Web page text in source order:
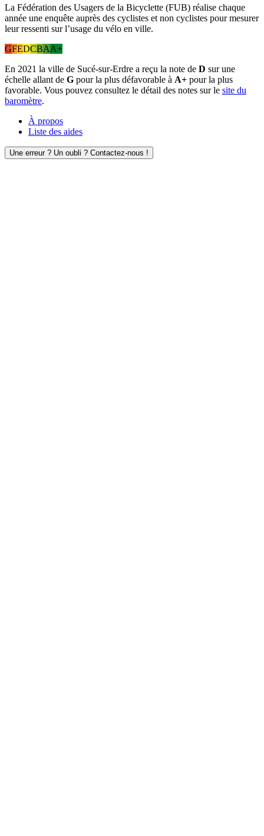
La Fédération des Usagers de la Bicyclette (FUB) réalise chaque
année une enquête auprès des cyclistes et non cyclistes pour mesurer
leur ressenti sur l’usage du vélo en ville.
GFEDCBAA+
En 2021 la ville de Sucé-sur-Erdre a reçu la note de D sur une
échelle allant de G pour la plus défavorable à A+ pour la plus
favorable. Vous pouvez consultez le détail des notes sur le site du
baromètre.
À propos
Liste des aides
Une erreur ? Un oubli ? Contactez-nous !